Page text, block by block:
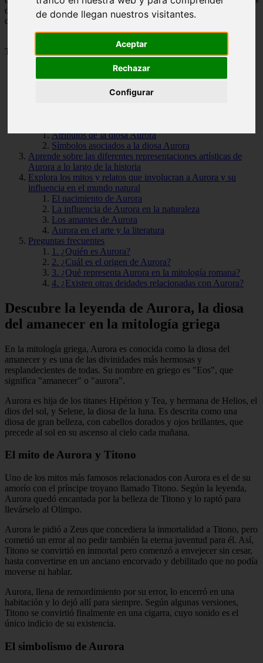
de donde llegan nuestros visitantes.
Aceptar
Rechazar
Configurar
días, inspirando obras literarias, musicales y cinematográficas que
capturan su misterio y belleza.
Tabla de Contenido
Descubre la leyenda de Aurora, la diosa del amanecer en la
Atributos de la diosa Aurora
Símbolos asociados a la diosa Aurora
Aprende sobre las diferentes representaciones artísticas de
Aurora a lo largo de la historia
Explora los mitos y relatos que involucran a Aurora y su
influencia en el mundo natural
El nacimiento de Aurora
La influencia de Aurora en la naturaleza
Los amantes de Aurora
Aurora en el arte y la literatura
Preguntas frecuentes
1. ¿Quién es Aurora?
2. ¿Cuál es el origen de Aurora?
3. ¿Qué representa Aurora en la mitología romana?
4. ¿Existen otras deidades relacionadas con Aurora?
Descubre la leyenda de Aurora, la diosa
del amanecer en la mitología griega
En la mitología griega, Aurora es conocida como la diosa del
amanecer y es una de las divinidades más hermosas y
resplandecientes de todas. Su nombre en griego es "Eos", que
significa "amanecer" o "aurora".
Aurora es hija de los titanes Hipérion y Tea, y hermana de Helios, el
dios del sol, y Selene, la diosa de la luna. Es descrita como una
diosa de gran belleza, con cabellos dorados y ojos brillantes, que
precede al sol en su ascenso al cielo cada mañana.
El mito de Aurora y Titono
Uno de los mitos más famosos relacionados con Aurora es el de su
amorío con el príncipe troyano llamado Titono. Según la leyenda,
Aurora quedó encantada por la belleza de Titono y lo raptó para
llevárselo al Olimpo.
Aurora le pidió a Zeus que concediera la inmortalidad a Titono, pero
cometió un error al no pedir también la eterna juventud para él. Así,
Titono se convirtió en inmortal pero comenzó a envejecer sin cesar,
hasta convertirse en un anciano encorvado y debilitado que no podía
moverse ni hablar.
Aurora, llena de remordimiento por su error, lo encerró en una
habitación y lo dejó allí para siempre. Según algunas versiones,
Titono se convirtió finalmente en una cigarra, cuyo sonido es el
único indicio de su existencia.
El simbolismo de Aurora